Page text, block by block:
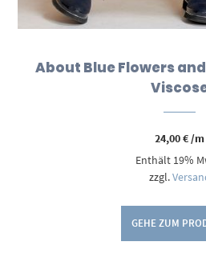
About Blue Flowers
24,00€/m
Enthält 19%
zzgl.
GEHE ZUM